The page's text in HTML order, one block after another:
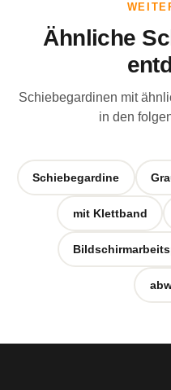
Ähnliche
Schiebegardinen mit
in den
Schiebegardine
mit Klettband